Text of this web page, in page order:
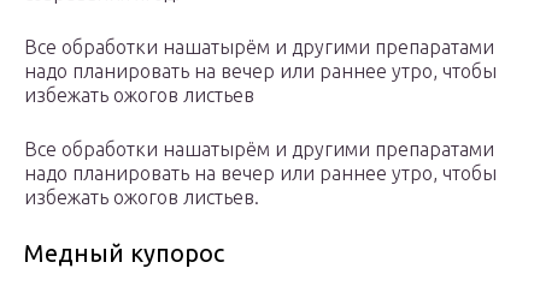
Все обработки нашатырём и другими препаратами
надо планировать на вечер или раннее утро, чтобы
избежать ожогов листьев
Все обработки нашатырём и другими препаратами
надо планировать на вечер или раннее утро, чтобы
избежать ожогов листьев.
Медный купорос